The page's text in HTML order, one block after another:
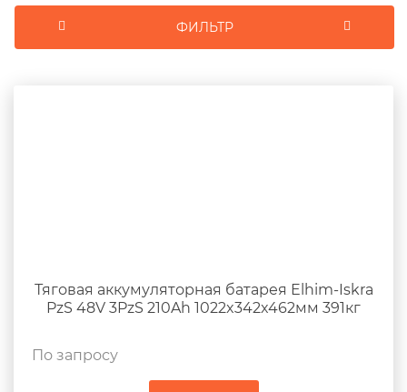
Тяговая аккумуляторная батарея Elhim-Iskra
PzS 48V 3PzS 210Ah 1022x342x462мм 391кг
По запросу
ФИЛЬТР